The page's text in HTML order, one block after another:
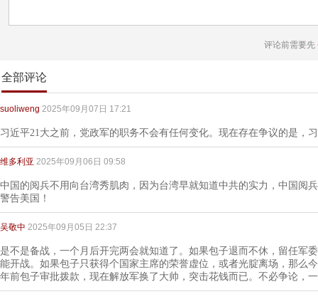
评论前需要先
全部评论
suoliweng 2025年09月07日 17:21
习近平21大之前，党政军的职务不会有任何变化。现在存在争议的是，
维多利亚 2025年09月06日 09:58
中国的阅兵不用向台湾秀肌肉，因为台湾早就知道中共的实力，中国阅
警告美国！
吴敬中 2025年09月05日 22:37
是不是备战，一个月后开完两会就知道了。如果包子退而不休，留任军
能开战。如果包子只获得个国家主席的荣誉虚位，或者光腚离场，那么
年前包子审批拨款，现在解放军换了大帅，突击花钱而已。不必争论，